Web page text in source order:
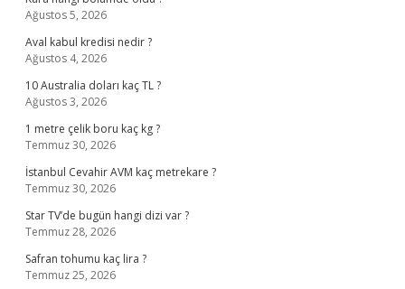
Ağustos 5, 2026
Aval kabul kredisi nedir ?
Ağustos 4, 2026
10 Australia doları kaç TL ?
Ağustos 3, 2026
1 metre çelik boru kaç kg ?
Temmuz 30, 2026
İstanbul Cevahir AVM kaç metrekare ?
Temmuz 30, 2026
Star TV’de bugün hangi dizi var ?
Temmuz 28, 2026
Safran tohumu kaç lira ?
Temmuz 25, 2026